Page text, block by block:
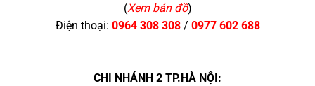
(Xem bản đồ)
Điện thoại: 0964 308 308/ 0977 602 688
CHI NHÁNH 2 TP.HÀ NỘI: